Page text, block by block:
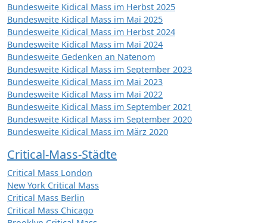
Bundesweite Kidical Mass im Herbst 2025
Bundesweite Kidical Mass im Mai 2025
Bundesweite Kidical Mass im Herbst 2024
Bundesweite Kidical Mass im Mai 2024
Bundesweite Gedenken an Natenom
Bundesweite Kidical Mass im September 2023
Bundesweite Kidical Mass im Mai 2023
Bundesweite Kidical Mass im Mai 2022
Bundesweite Kidical Mass im September 2021
Bundesweite Kidical Mass im September 2020
Bundesweite Kidical Mass im März 2020
Critical-Mass-Städte
Critical Mass London
New York Critical Mass
Critical Mass Berlin
Critical Mass Chicago